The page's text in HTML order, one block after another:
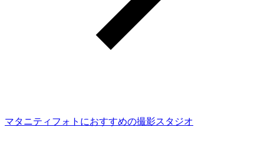
マタニティフォトにおすすめの撮影スタジオ